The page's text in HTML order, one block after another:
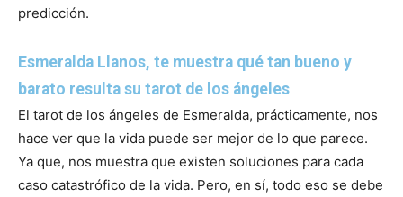
predicción.
Esmeralda Llanos, te muestra qué tan bueno y
barato resulta su tarot de los ángeles
El tarot de los ángeles de Esmeralda, prácticamente, nos
hace ver que la vida puede ser mejor de lo que parece.
Ya que, nos muestra que existen soluciones para cada
caso catastrófico de la vida. Pero, en sí, todo eso se debe